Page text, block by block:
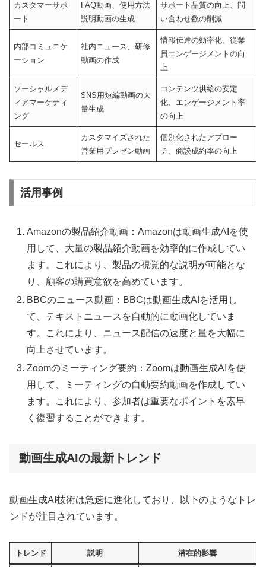
カスタマーサポ
ート
FAQ動画、使用方法
説明動画の生成
サポート品質の向上、問
い合わせ数の削減
内部コミュニケ
ーション
社内ニュース、研修
動画の作成
情報伝達の効率化、従業
員エンゲージメントの向
上
ソーシャルメデ
ィアマーケティ
ング
SNS用短編動画の大
量生成
コンテンツ供給の安定
化、エンゲージメント率
の向上
セールス
カスタマイズされた
営業用プレゼン動画
個別化されたアプロー
チ、商談成約率の向上
活用事例
Amazonの製品紹介動画：Amazonは動画生成AIを使
用して、大量の製品紹介動画を効率的に作成してい
ます。これにより、製品の視覚的な説明が可能とな
り、顧客の購買意欲を高めています。
BBCのニュース動画：BBCは動画生成AIを活用し
て、テキストニュースを自動的に動画化していま
す。これにより、ニュース配信の速度と量を大幅に
向上させています。
Zoomのミーティング要約：Zoomは動画生成AIを使
用して、ミーティングの自動要約動画を作成してい
ます。これにより、参加者は重要なポイントを素早
く復習することができます。
動画生成AIの最新トレンド
動画生成AI技術は急速に進化しており、以下のようなトレ
ンドが注目されています。
トレンド 説明 潜在的影響